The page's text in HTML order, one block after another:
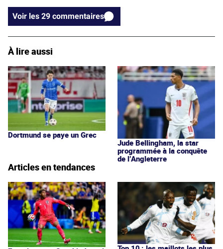
Voir les 29 commentaires
À lire aussi
Dortmund se paye un Grec
Jude Bellingham, la star
programmée à la conquête
de l’Angleterre
Articles en tendances